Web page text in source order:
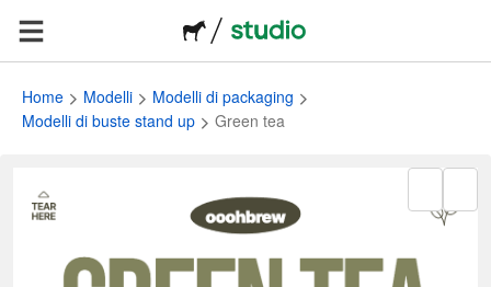
Home Modelli
Modelli di packaging
Modelli di buste stand up
Green tea